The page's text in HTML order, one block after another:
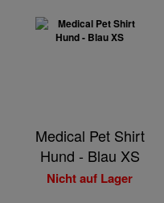
Medical Pet Shirt
Hund - Blau XS
Nicht auf Lager